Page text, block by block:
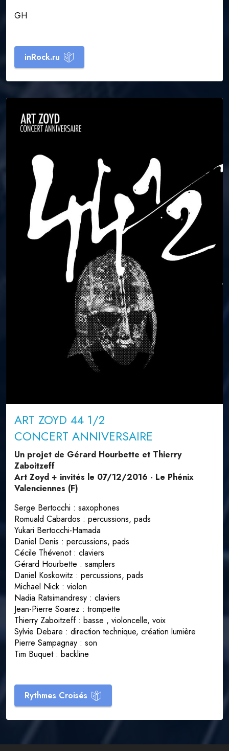
GH
inRock.ru
ART ZOYD 44 1/2
CONCERT ANNIVERSAIRE
Un projet de Gérard Hourbette et Thierry
Zaboitzeff
Art Zoyd + invités le 07/12/2016 - Le Phénix
Valenciennes (F)
Serge Bertocchi : saxophones
Romuald Cabardos : percussions, pads
Yukari Bertocchi-Hamada
Daniel Denis : percussions, pads
Cécile Thévenot : claviers
Gérard Hourbette : samplers
Daniel Koskowitz : percussions, pads
Michael Nick : violon
Nadia Ratsimandresy : claviers
Jean-Pierre Soarez : trompette
Thierry Zaboitzeff : basse , violoncelle, voix
Sylvie Debare : direction technique, création lumière
Pierre Sampagnay : son
Tim Buquet : backline
Rythmes Croisés